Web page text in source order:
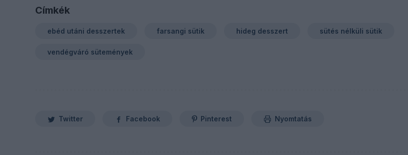
Címkék
ebéd utáni desszertek farsangi sütik hideg desszert sütés nélküli sütik
vendégváró sütemények
Twitter Facebook Pinterest Nyomtatás